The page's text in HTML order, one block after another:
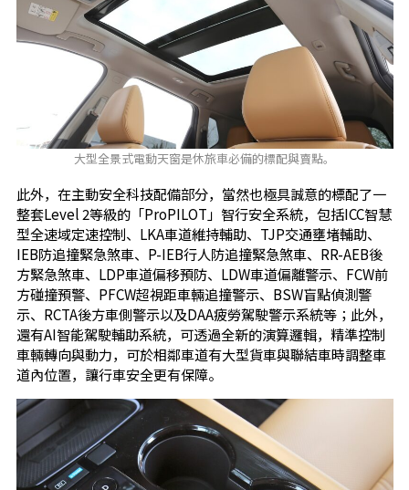
大型全景式電動天窗是休旅車必備的標配與賣點。
此外，在主動安全科技配備部分，當然也極具誠意的標配了一
整套Level 2等級的「ProPILOT」智行安全系統，包括ICC智慧
型全速域定速控制、LKA車道維持輔助、TJP交通壅堵輔助、
IEB防追撞緊急煞車、P-IEB行人防追撞緊急煞車、RR-AEB後
方緊急煞車、LDP車道偏移預防、LDW車道偏離警示、FCW前
方碰撞預警、PFCW超視距車輛追撞警示、BSW盲點偵測警
示、RCTA後方車側警示以及DAA疲勞駕駛警示系統等；此外，
還有AI智能駕駛輔助系統，可透過全新的演算邏輯，精準控制
車輛轉向與動力，可於相鄰車道有大型貨車與聯結車時調整車
道內位置，讓行車安全更有保障。